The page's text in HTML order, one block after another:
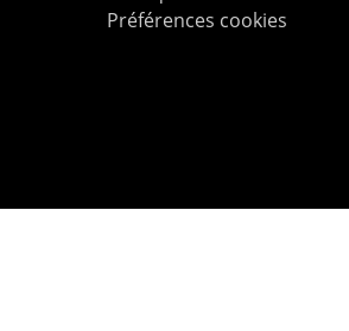
Préférences cookies